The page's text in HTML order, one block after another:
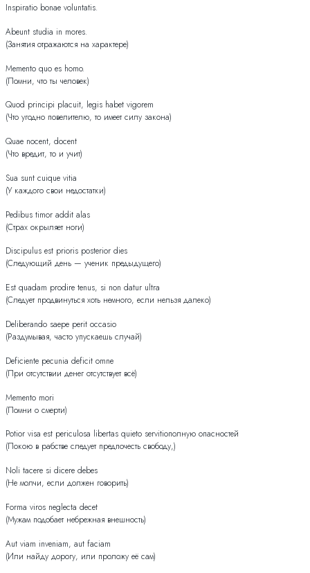
Inspiratio bonae voluntatis.
Abeunt studia in mores.
(Занятия отражаются на характере)
Memento quo es homo.
(Помни, что ты человек)
Quod principi placuit, legis habet vigorem
(Что угодно повелителю, то имеет силу закона)
Quae nocent, docent
(Что вредит, то и учит)
Sua sunt cuique vitia
(У каждого свои недостатки)
Pedibus timor addit alas
(Страх окрыляет ноги)
Discipulus est prioris posterior dies
(Cледующий день — ученик предыдущего)
Est quadam prodire tenus, si non datur ultra
(Следует продвинуться хоть немного, если нельзя далеко)
Deliberando saepe perit occasio
(Раздумывая, часто упускаешь случай)
Deficiente pecunia deficit omne
(При отсутствии денег отсутствует всё)
Memento mori
(Помни о смерти)
Potior visa est periculosa libertas quieto servitioполную опасностей
(Покою в рабстве следует предпочесть свободу,)
Noli tacere si dicere debes
(Не молчи, если должен говорить)
Forma viros neglecta decet
(Мужам подобает небрежная внешность)
Aut viam inveniam, aut faciam
(Или найду дорогу, или проложу её сам)